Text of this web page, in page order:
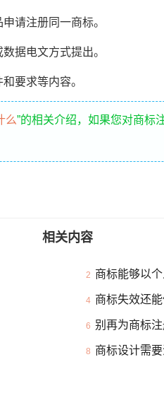
请注册同一商标。
据电文方式提出。
要求等内容。
么”的相关介绍，如果您对商标
相关内容
2 商标能够以
4 商标失效还
6 别再为商标
8 商标设计需要